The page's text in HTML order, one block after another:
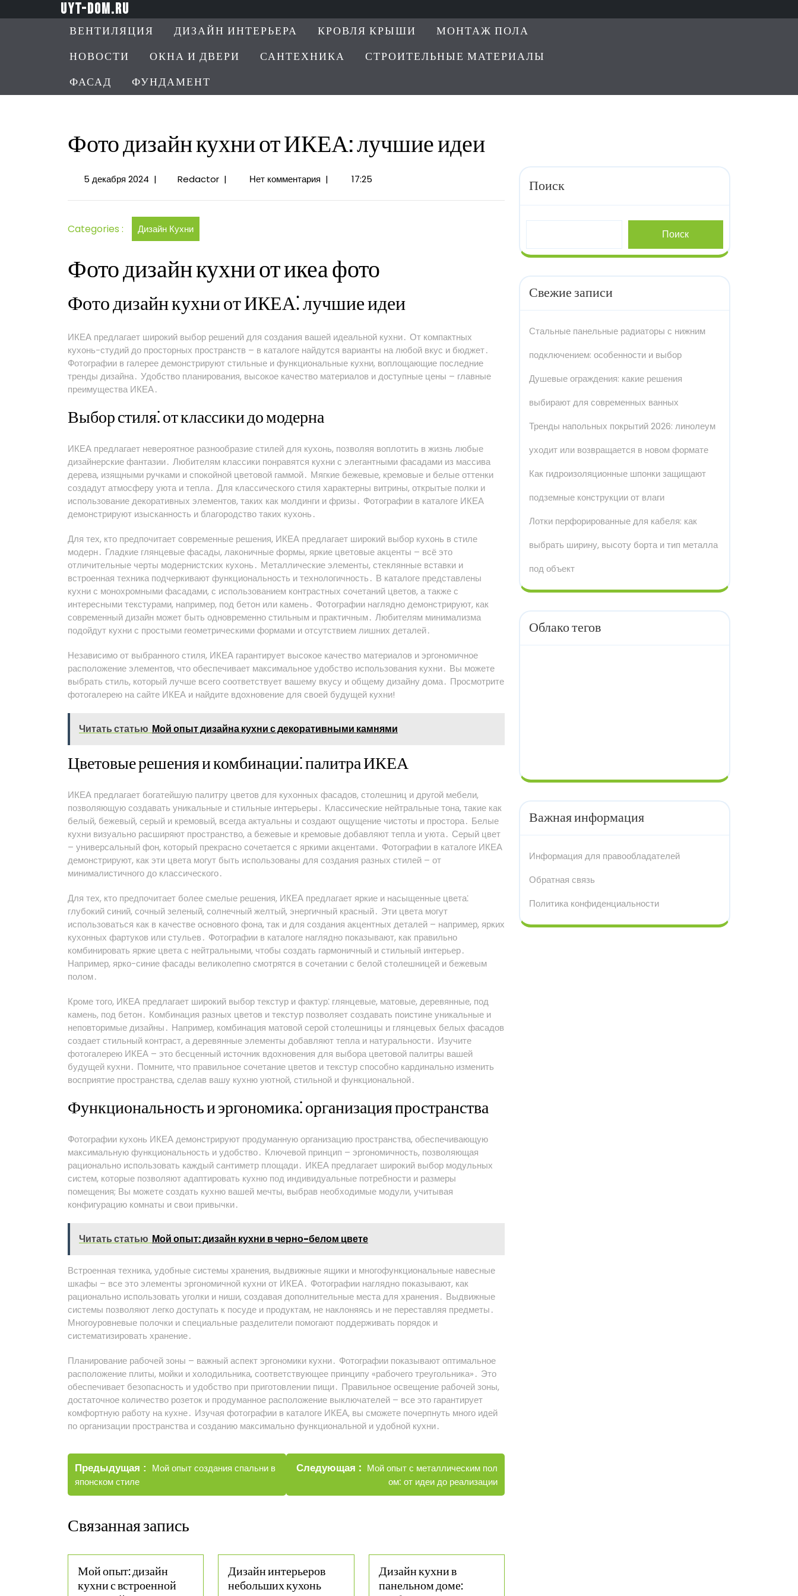
к
uyt-dom.ru
ВЕНТИЛЯЦИЯ ДИЗАЙН ИНТЕРЬЕРА КРОВЛЯ КРЫШИ МОНТАЖ ПОЛА
НОВОСТИ ОКНА И ДВЕРИ САНТЕХНИКА СТРОИТЕЛЬНЫЕ МАТЕРИАЛЫ
ФАСАД ФУНДАМЕНТ
Фото дизайн кухни от ИКЕА: лучшие идеи
5 декабря 20245
2024
| RedactorФото
кухни
| Нет комментария | 17:25
Categories : Дизайн Кухни
Фото дизайн кухни от икеа фото
Фото дизайн кухни от ИКЕА⁚ лучшие идеи
ИКЕА предлагает широкий выбор решений для создания вашей идеальной кухни․ От компактных
кухонь-студий до просторных пространств – в каталоге найдутся варианты на любой вкус и бюджет․
Фотографии в галерее демонстрируют стильные и функциональные кухни, воплощающие последние
тренды дизайна․ Удобство планирования, высокое качество материалов и доступные цены – главные
преимущества ИКЕА․
Выбор стиля⁚ от классики до модерна
ИКЕА предлагает невероятное разнообразие стилей для кухонь, позволяя воплотить в жизнь любые
дизайнерские фантазии․ Любителям классики понравятся кухни с элегантными фасадами из массива
дерева, изящными ручками и спокойной цветовой гаммой․ Мягкие бежевые, кремовые и белые оттенки
создадут атмосферу уюта и тепла․ Для классического стиля характерны витрины, открытые полки и
использование декоративных элементов, таких как молдинги и фризы․ Фотографии в каталоге ИКЕА
демонстрируют изысканность и благородство таких кухонь․
Для тех, кто предпочитает современные решения, ИКЕА предлагает широкий выбор кухонь в стиле
модерн․ Гладкие глянцевые фасады, лаконичные формы, яркие цветовые акценты – всё это
отличительные черты модернистских кухонь․ Металлические элементы, стеклянные вставки и
встроенная техника подчеркивают функциональность и технологичность․ В каталоге представлены
кухни с монохромными фасадами, с использованием контрастных сочетаний цветов, а также с
интересными текстурами, например, под бетон или камень․ Фотографии наглядно демонстрируют, как
современный дизайн может быть одновременно стильным и практичным․ Любителям минимализма
подойдут кухни с простыми геометрическими формами и отсутствием лишних деталей․
Независимо от выбранного стиля, ИКЕА гарантирует высокое качество материалов и эргономичное
расположение элементов, что обеспечивает максимальное удобство использования кухни․ Вы можете
выбрать стиль, который лучше всего соответствует вашему вкусу и общему дизайну дома․ Просмотрите
фотогалерею на сайте ИКЕА и найдите вдохновение для своей будущей кухни!
Читать статью Мой опыт дизайна кухни с декоративными камнями
Цветовые решения и комбинации⁚ палитра ИКЕА
ИКЕА предлагает богатейшую палитру цветов для кухонных фасадов, столешниц и другой мебели,
позволяющую создавать уникальные и стильные интерьеры․ Классические нейтральные тона, такие как
белый, бежевый, серый и кремовый, всегда актуальны и создают ощущение чистоты и простора․ Белые
кухни визуально расширяют пространство, а бежевые и кремовые добавляют тепла и уюта․ Серый цвет
– универсальный фон, который прекрасно сочетается с яркими акцентами․ Фотографии в каталоге ИКЕА
демонстрируют, как эти цвета могут быть использованы для создания разных стилей – от
минималистичного до классического․
Для тех, кто предпочитает более смелые решения, ИКЕА предлагает яркие и насыщенные цвета⁚
глубокий синий, сочный зеленый, солнечный желтый, энергичный красный․ Эти цвета могут
использоваться как в качестве основного фона, так и для создания акцентных деталей – например, ярких
кухонных фартуков или стульев․ Фотографии в каталоге наглядно показывают, как правильно
комбинировать яркие цвета с нейтральными, чтобы создать гармоничный и стильный интерьер․
Например, ярко-синие фасады великолепно смотрятся в сочетании с белой столешницей и бежевым
полом․
Кроме того, ИКЕА предлагает широкий выбор текстур и фактур⁚ глянцевые, матовые, деревянные, под
камень, под бетон․ Комбинация разных цветов и текстур позволяет создавать поистине уникальные и
неповторимые дизайны․ Например, комбинация матовой серой столешницы и глянцевых белых фасадов
создает стильный контраст, а деревянные элементы добавляют тепла и натуральности․ Изучите
фотогалерею ИКЕА – это бесценный источник вдохновения для выбора цветовой палитры вашей
будущей кухни․ Помните, что правильное сочетание цветов и текстур способно кардинально изменить
восприятие пространства, сделав вашу кухню уютной, стильной и функциональной․
Функциональность и эргономика⁚ организация пространства
Фотографии кухонь ИКЕА демонстрируют продуманную организацию пространства, обеспечивающую
максимальную функциональность и удобство․ Ключевой принцип – эргономичность, позволяющая
рационально использовать каждый сантиметр площади․ ИКЕА предлагает широкий выбор модульных
систем, которые позволяют адаптировать кухню под индивидуальные потребности и размеры
помещения; Вы можете создать кухню вашей мечты, выбрав необходимые модули, учитывая
конфигурацию комнаты и свои привычки․
Читать статью Мой опыт: дизайн кухни в черно-белом цвете
Встроенная техника, удобные системы хранения, выдвижные ящики и многофункциональные навесные
шкафы – все это элементы эргономичной кухни от ИКЕА․ Фотографии наглядно показывают, как
рационально использовать уголки и ниши, создавая дополнительные места для хранения․ Выдвижные
системы позволяют легко доступать к посуде и продуктам, не наклоняясь и не переставляя предметы․
Многоуровневые полочки и специальные разделители помогают поддерживать порядок и
систематизировать хранение․
Планирование рабочей зоны – важный аспект эргономики кухни․ Фотографии показывают оптимальное
расположение плиты, мойки и холодильника, соответствующее принципу «рабочего треугольника»․ Это
обеспечивает безопасность и удобство при приготовлении пищи․ Правильное освещение рабочей зоны,
достаточное количество розеток и продуманное расположение выключателей – все это гарантирует
комфортную работу на кухне․ Изучая фотографии в каталоге ИКЕА, вы сможете почерпнуть много идей
по организации пространства и созданию максимально функциональной и удобной кухни․
Навигация
по
записям
Предыдущая
Старые
Мой опыт создания спальни в
японском стиле
Следующая
Новые
записи
Мой опыт с металлическим пол
ом: от идеи до реализации
Связанная запись
Мой опыт: дизайн
кухни с встроенной
Дизайн интерьеров
небольших кухонь
Дизайн кухни в
панельном доме:
Поиск
Поиск
Свежие записи
Стальные панельные радиаторы с нижним
подключением: особенности и выбор
Душевые ограждения: какие решения
выбирают для современных ванных
Тренды напольных покрытий 2026: линолеум
уходит или возвращается в новом формате
Как гидроизоляционные шпонки защищают
подземные конструкции от влаги
Лотки перфорированные для кабеля: как
выбрать ширину, высоту борта и тип металла
под объект
Облако тегов
Важная информация
Информация для правообладателей
Обратная связь
Политика конфиденциальности